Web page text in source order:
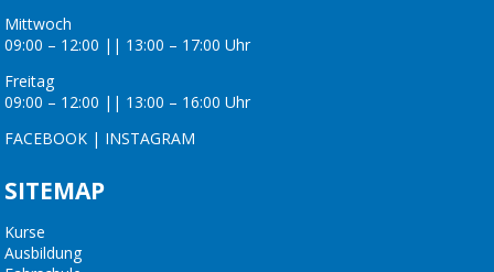
Mittwoch
09:00 – 12:00 || 13:00 – 17:00 Uhr
Freitag
09:00 – 12:00 || 13:00 – 16:00 Uhr
FACEBOOK | INSTAGRAM
SITEMAP
Kurse
Ausbildung